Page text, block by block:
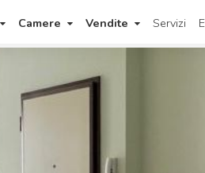
Camere Vendite Servizi